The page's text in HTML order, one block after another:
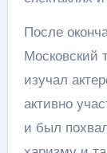
После
Московский
изучал
активно
и был